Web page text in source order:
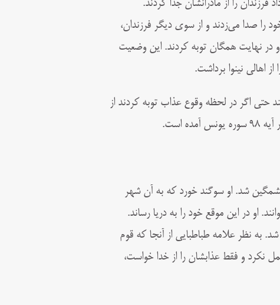
فرزندان را از مادرانشان جدا کردند.
را صدا می‌زدند و از سوی دیگر فرزندان،
در نهایت همگان توبه کردند. این وضعیت
اهالی نینوا برداشت.
حتی اگر در لحظه وقوع عذاب توبه کردند از
است.
شد. او سوگند خورد که به آن شهر
او در این موقع خود را به دریا رساند.
به نظر علامه طباطبایی از آنجا که قوم
نکرد و فقط عذابشان را از خدا خواست،